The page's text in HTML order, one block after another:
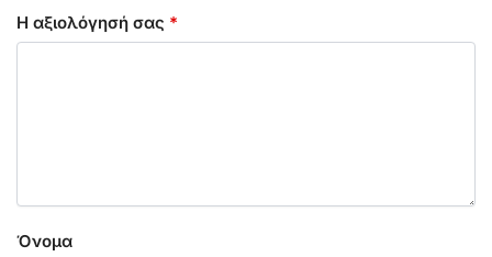
Η αξιολόγησή σας *
Όνομα